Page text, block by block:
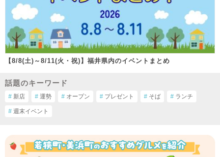
【8/8(土)～8/11(火・祝)】福井県内のイベントまとめ
話題のキーワード
# 新店 # 運勢 # オープン # プレゼント # そば # ランチ
# 週末イベント